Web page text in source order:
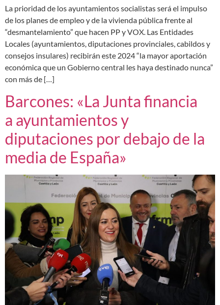
La prioridad de los ayuntamientos socialistas será el impulso
de los planes de empleo y de la vivienda pública frente al
“desmantelamiento” que hacen PP y VOX. Las Entidades
Locales (ayuntamientos, diputaciones provinciales, cabildos y
consejos insulares) recibirán este 2024 “la mayor aportación
económica que un Gobierno central les haya destinado nunca”
con más de […]
Barcones: «La Junta financia
a ayuntamientos y
diputaciones por debajo de la
media de España»